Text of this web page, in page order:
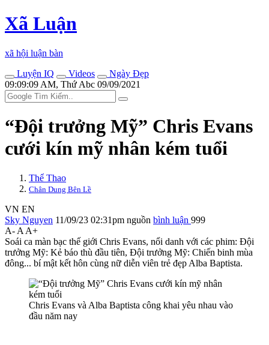
Xã Luận
xã hội luận bàn
Luyện IQ
Videos
Ngày Đẹp
09:09:09 AM, Thứ Abc 09/09/2021
“Đội trưởng Mỹ” Chris Evans
cưới kín mỹ nhân kém tuổi
Thể Thao
Chân Dung Bên Lề
VN EN
Sky Nguyen 11/09/23 02:31pm nguồn bình luận 999
A- A A+
Soái ca màn bạc thế giới Chris Evans, nổi danh với các phim: Đội
trưởng Mỹ: Kẻ báo thù đầu tiên, Đội trưởng Mỹ: Chiến binh mùa
đông... bí mật kết hôn cùng nữ diễn viên trẻ đẹp Alba Baptista.
Chris Evans và Alba Baptista công khai yêu nhau vào
đầu năm nay